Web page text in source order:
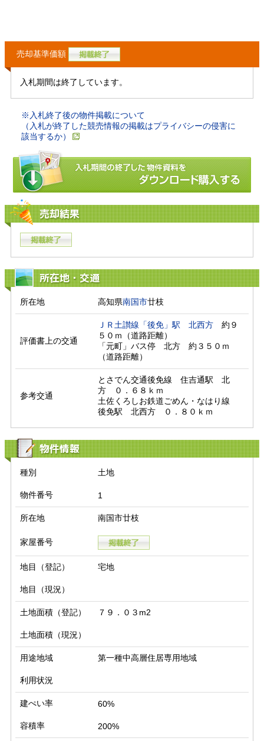
売却基準価額
入札期間は終了しています。
※入札終了後の物件掲載について
（入札が終了した競売情報の掲載はプライバシーの侵害に
該当するか）
売却結果
所在地・交通
所在地 高知県南国市廿枝
評価書上の交通
ＪＲ土讃線「後免」駅 北西方 約９
５０ｍ（道路距離）
「元町」バス停　北方　約３５０ｍ
（道路距離）
参考交通
とさでん交通後免線　住吉通駅　北
方　０．６８ｋｍ
土佐くろしお鉄道ごめん・なはり線
後免駅　北西方　０．８０ｋｍ
物件情報
種別 土地
物件番号 1
所在地 南国市廿枝
家屋番号
地目（登記） 宅地
地目（現況）
土地面積（登記） ７９．０３m2
土地面積（現況）
用途地域 第一種中高層住居専用地域
利用状況
建ぺい率 60%
容積率 200%